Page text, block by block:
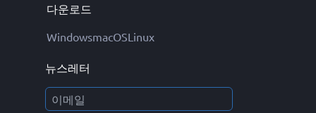
다운로드
WindowsmacOSLinux
뉴스레터